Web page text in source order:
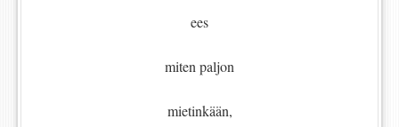
ees
miten paljon
mietinkään,